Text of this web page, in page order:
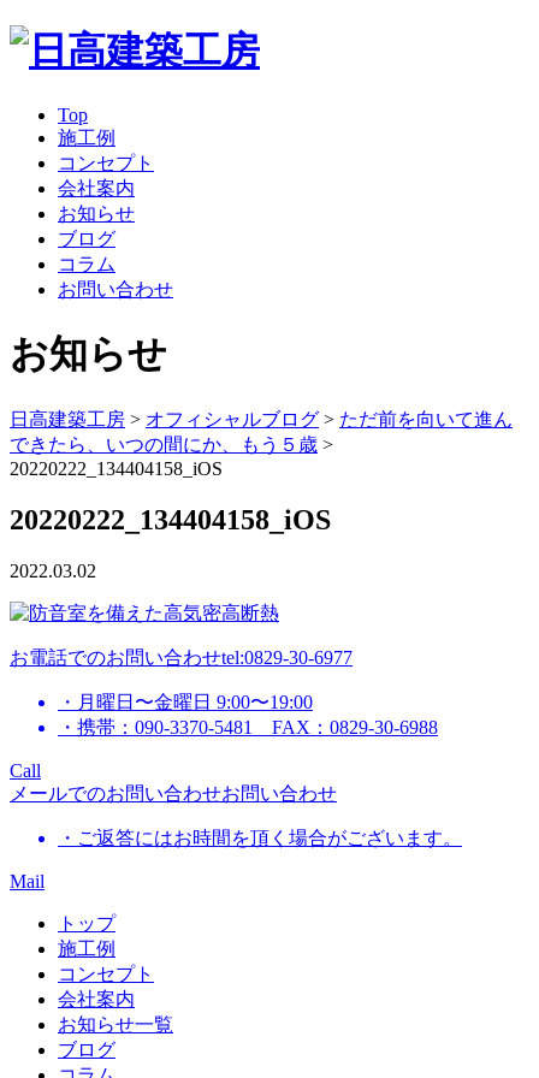
Top
施工例
コンセプト
会社案内
お知らせ
ブログ
コラム
お問い合わせ
お知らせ
日高建築工房 > オフィシャルブログ > ただ前を向いて進ん
できたら、いつの間にか、もう５歳 >
20220222_134404158_iOS
20220222_134404158_iOS
2022.03.02
お電話でのお問い合わせtel:0829-30-6977
・月曜日〜金曜日 9:00〜19:00
・携帯：090-3370-5481 FAX：0829-30-6988
Call
メールでのお問い合わせお問い合わせ
・ご返答にはお時間を頂く場合がございます。
Mail
トップ
施工例
コンセプト
会社案内
お知らせ一覧
ブログ